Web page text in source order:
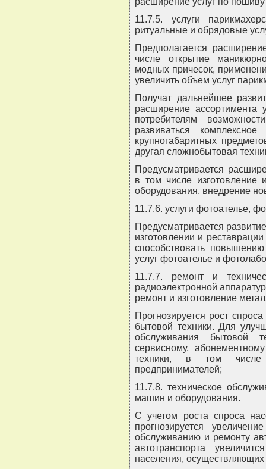
11.7.5. услуги
ритуальные и обрядовые
Предполагается
числе открытие
модных причесок,
увеличить объем услуг
Получат дальнейшее
расширение ассортимента
потребителям
развиваться
крупногабаритных
другая сложнобытовая
Предусматривается
в том числе изготовление
оборудования, внедрение
11.7.6. услуги фотоателье,
Предусматривается
изготовлении и
способствовать
услуг фотоателье и
11.7.7. ремонт и
радиоэлектронной
ремонт и изготовление
Прогнозируется рост
бытовой техники. Для
обслуживания бытовой
сервисному,
техники, в том числе
предпринимателей;
11.7.8. техническое
машин и оборудования.
С учетом роста спроса
прогнозируется
обслуживанию и ремонту
автотранспорта
населения, осуществляющих